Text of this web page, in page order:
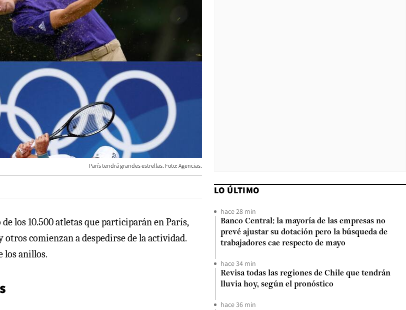
París tendrá grandes estrellas. Foto: Agencias.
los 10.500 atletas que participarán en París,
comienzan a despedirse de la actividad.
los anillos.
LO ÚLTIMO
hace 28 min
Banco Central: la mayoría de las empresas no
prevé ajustar su dotación pero la búsqueda de
trabajadores cae respecto de mayo
hace 34 min
Revisa todas las regiones de Chile que tendrán
lluvia hoy, según el pronóstico
hace 36 min